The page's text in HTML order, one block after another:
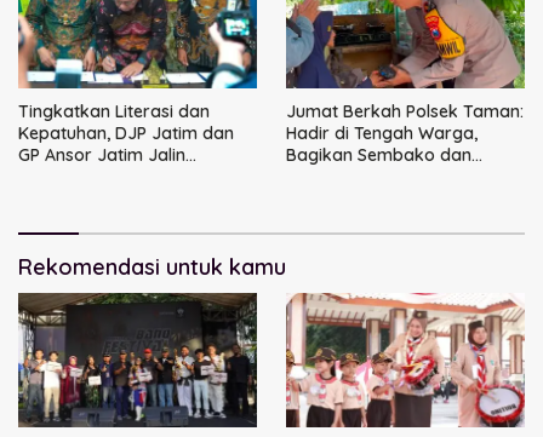
Tingkatkan Literasi dan
Kepatuhan, DJP Jatim dan
GP Ansor Jatim Jalin
Jumat Berkah Polsek Taman:
Hadir di Tengah Warga,
Bagikan Sembako dan
Rekomendasi untuk kamu